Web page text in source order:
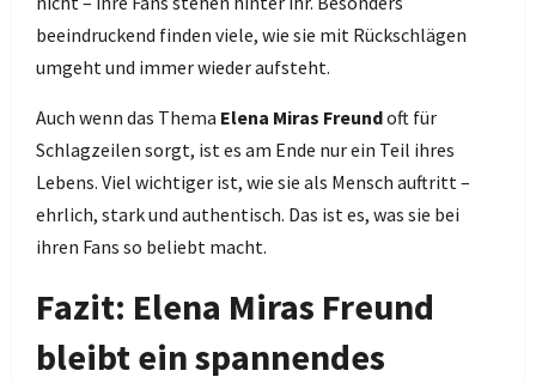
beeindruckend finden viele, wie sie mit Rückschlägen
umgeht und immer wieder aufsteht.
Auch wenn das Thema Elena Miras Freundoft für
Schlagzeilen sorgt, ist es am Ende nur ein Teil ihres
Lebens. Viel wichtiger ist, wie sie als Mensch auftritt –
ehrlich, stark und authentisch. Das ist es, was sie bei
ihren Fans so beliebt macht.
Fazit: Elena Miras Freund
bleibt ein spannendes